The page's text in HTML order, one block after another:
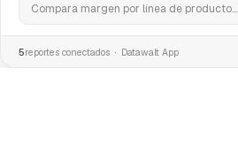
Compara margen por línea de producto...
5reportes conectados · Datawalt App